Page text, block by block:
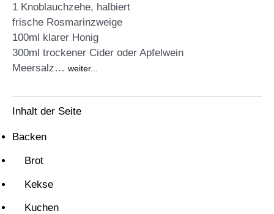
1 Knoblauchzehe, halbiert
frische Rosmarinzweige
100ml klarer Honig
300ml trockener Cider oder Apfelwein
Meersalz… weiter...
Inhalt der Seite
Backen
Brot
Kekse
Kuchen